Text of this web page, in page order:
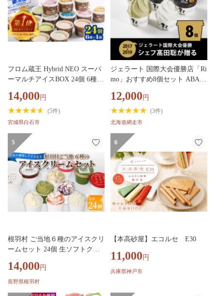
フロム蔵王 Hybrid NEO スーパ
ーマルチアイスBOX 24個 6種
メル ミルク チョコ いちご 抹茶
アイス カップ スイーツ 白石市
山田乳業 オンライン 申請 ふる
02】
14,000 円
(5件)
宮城県白石市
ジェラート 国際大会優勝店「Ri
mo」おすすめ8個セット ABA00
12,000 円
(3件)
北海道網走市
5
根羽村 ご当地６種のアイスクリ
ームセット 24個 生ソフトクリ
抹茶 抹茶 りんご 紅ほっぺ いち
ご 苺アイス ブルーベリー フレ
14,000 円
長野県根羽村
6
【本高砂屋】エコルセ E30
11,000 円
兵庫県神戸市